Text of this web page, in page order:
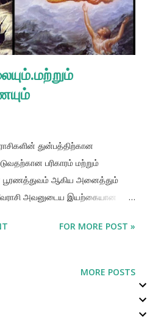
துன்பத்திற்கான
பரிகாரம் மற்றும்
பூரணத்துவம் ஆகிய அனைத்தும்
அவனுடைய இயற்கையான
சிறைப்படுத்தப்பட்டு
ஜட இயற்கைக் குணங்களின்
தான் பௌதிகத்தின்
FOR MORE POST »
MORE POSTS